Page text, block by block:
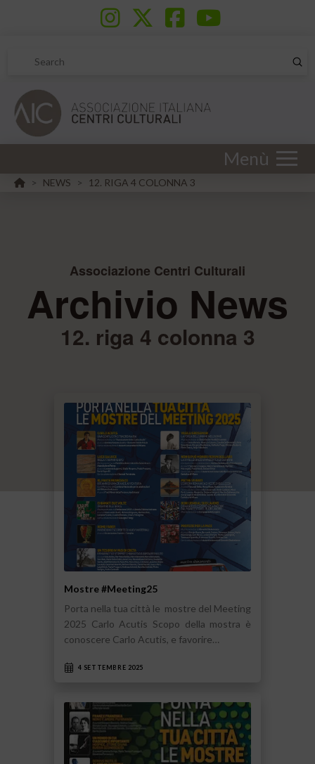
Search
Menù
HOME
> NEWS > 12. RIGA 4 COLONNA 3
Associazione Centri Culturali
Archivio News
12. riga 4 colonna 3
Mostre #Meeting25
Porta nella tua città le mostre del Meeting
2025 Carlo Acutis Scopo della mostra è
conoscere Carlo Acutis, e favorire…
4 SETTEMBRE 2025